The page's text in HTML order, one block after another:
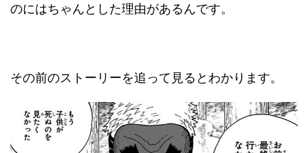
のにはちゃんとした理由があるんです。
その前のストーリーを追って見るとわかります。